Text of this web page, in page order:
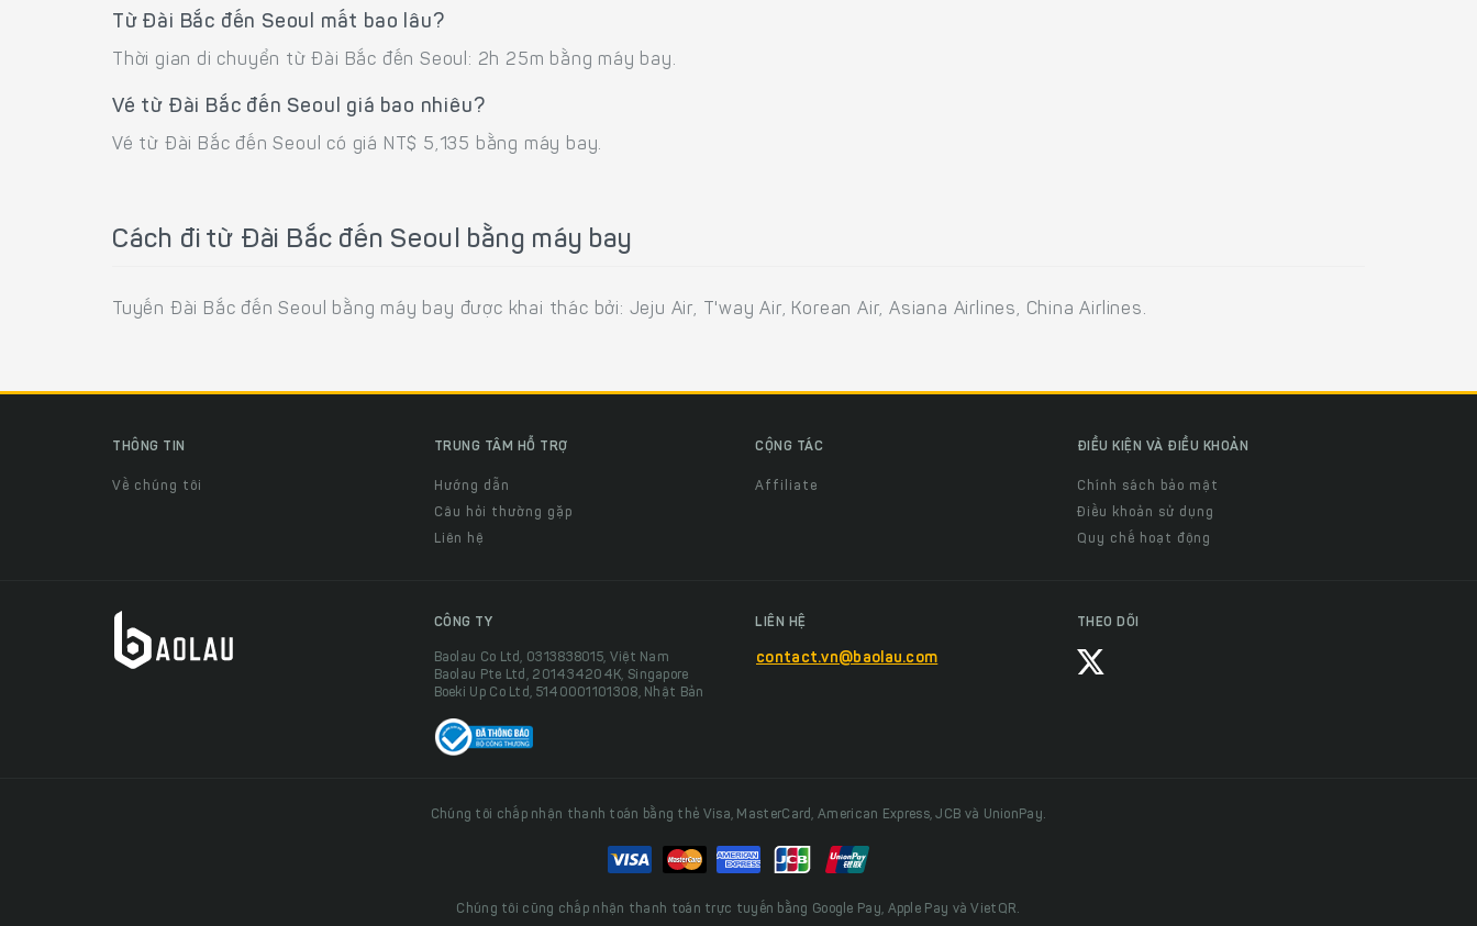
Từ Đài Bắc đến Seoul mất bao lâu?
Thời gian di chuyển từ Đài Bắc đến Seoul: 2h 25m bằng máy bay.
Vé từ Đài Bắc đến Seoul giá bao nhiêu?
Vé từ Đài Bắc đến Seoul có giá NT$ 5,135 bằng máy bay.
Cách đi từ Đài Bắc đến Seoul bằng máy bay
Tuyến Đài Bắc đến Seoul bằng máy bay được khai thác bởi: Jeju Air, T'way Air, Korean Air, Asiana Airlines, China Airlines.
THÔNG TIN
Về chúng tôi
TRUNG TÂM HỖ TRỢ
Hướng dẫn
Câu hỏi thường gặp
Liên hệ
CỘNG TÁC
Affiliate
ĐIỀU KIỆN VÀ ĐIỀU KHOẢN
Chính sách bảo mật
Điều khoản sử dụng
Quy chế hoạt động
CÔNG TY
Baolau Co Ltd, 0313838015, Việt Nam
Baolau Pte Ltd, 201434204K, Singapore
Boeki Up Co Ltd, 5140001101308, Nhật Bản
LIÊN HỆ
contact.vn@baolau.com
THEO DÕI
Chúng tôi chấp nhận thanh toán bằng thẻ Visa, MasterCard, American Express, JCB và UnionPay.
Chúng tôi cũng chấp nhận thanh toán trực tuyến bằng Google Pay, Apple Pay và VietQR.